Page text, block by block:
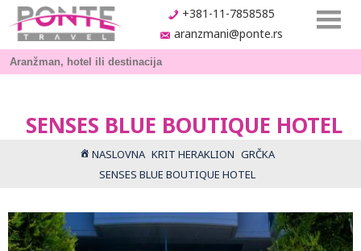
+381-11-7858585
aranzmani@ponte.rs
SENSES BLUE BOUTIQUE HOTEL
NASLOVNA KRIT HERAKLION GRČKA
SENSES BLUE BOUTIQUE HOTEL